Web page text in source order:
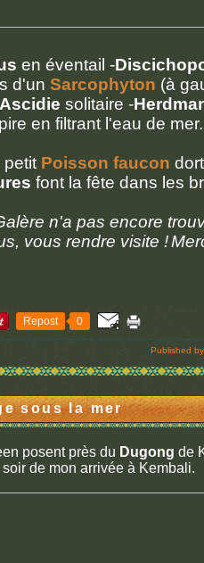
en éventail -
d'un Sarcophyton (à
Ascidie solitaire -
en filtrant l'eau de
petit Poisson faucon
font la fête dans les
n'a pas encore
vous rendre visite !
Repost 0
Published
sous la mer
posent près du Dugong de
soir de mon arrivée à Kembali.